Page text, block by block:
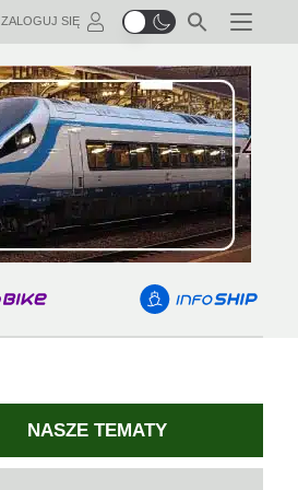
ZALOGUJ SIĘ Menu
NASZE TEMATY